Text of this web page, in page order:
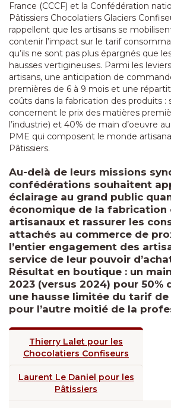
France (CCCF) et la Confédération
Pâtissiers Chocolatiers Glaciers
rappellent que les artisans se
contenir l’impact sur le tarif
qu’ils ne sont pas plus épargnés que
hausses vertigineuses. Parmi les
artisans, une anticipation de
premières de 6 à 9 mois et une
coûts dans la fabrication des produits :
concernent le prix des matières
l’industrie) et 40% de main d’oeuvre
PME qui composent le monde
Pâtissiers.
Au-delà de leurs missions
confédérations souhaitent
éclairage au grand public
économique de la fabrication
artisanaux et rassurer les
attachés au commerce de
l’entier engagement des
service de leur pouvoir
Résultat en boutique : un
2023 (versus 2024) pour 50%
une hausse limitée du tarif de
pour l’autre moitié de la
Thierry Lalet pour les
Chocolatiers Confiseurs
Laurent Le Daniel pour les
Pâtissiers